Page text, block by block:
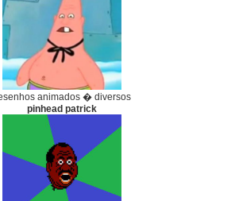
animados � diversos
pinhead patrick